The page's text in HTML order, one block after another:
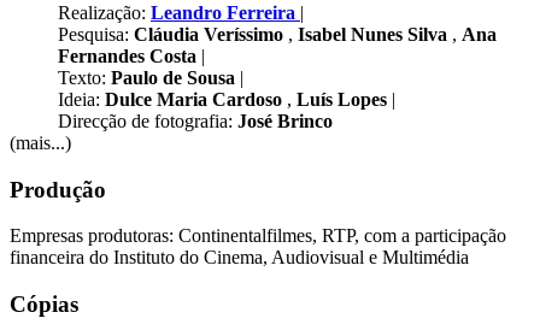
Realização: Leandro Ferreira |
Pesquisa: Cláudia Veríssimo , Isabel Nunes Silva , Ana
Fernandes Costa |
Texto: Paulo de Sousa |
Ideia: Dulce Maria Cardoso , Luís Lopes |
Direcção de fotografia: José Brinco
(mais...)
Produção
Empresas produtoras: Continentalfilmes, RTP, com a participação
financeira do Instituto do Cinema, Audiovisual e Multimédia
Cópias